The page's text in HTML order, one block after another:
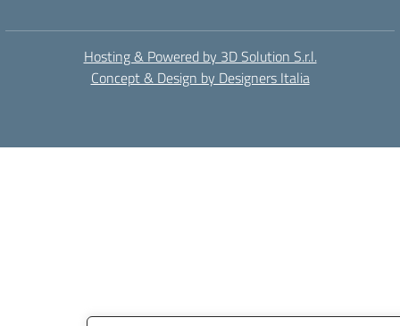
Hosting & Powered by 3D Solution S.r.l.
Concept & Design by Designers Italia